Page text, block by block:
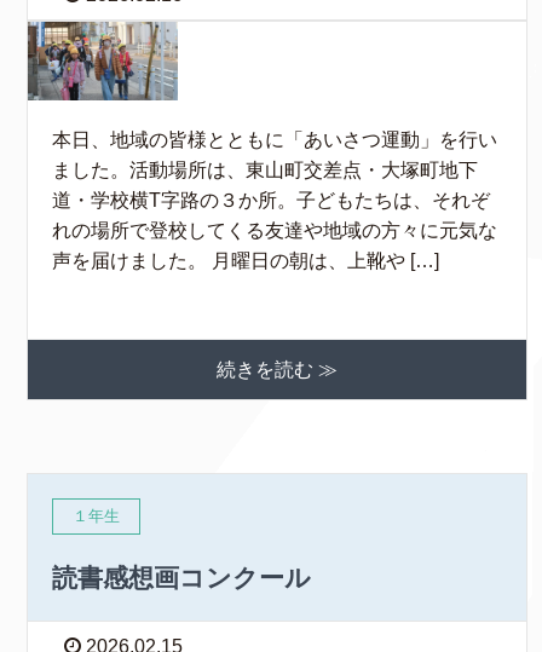
本日、地域の皆様とともに「あいさつ運動」を行い
ました。活動場所は、東山町交差点・大塚町地下
道・学校横T字路の３か所。子どもたちは、それぞ
れの場所で登校してくる友達や地域の方々に元気な
声を届けました。 月曜日の朝は、上靴や […]
続きを読む ≫
１年生
読書感想画コンクール
2026.02.15